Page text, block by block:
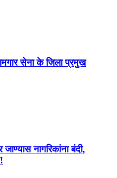
सेना के जिला प्रमुख
नागरिकांना बंदी,